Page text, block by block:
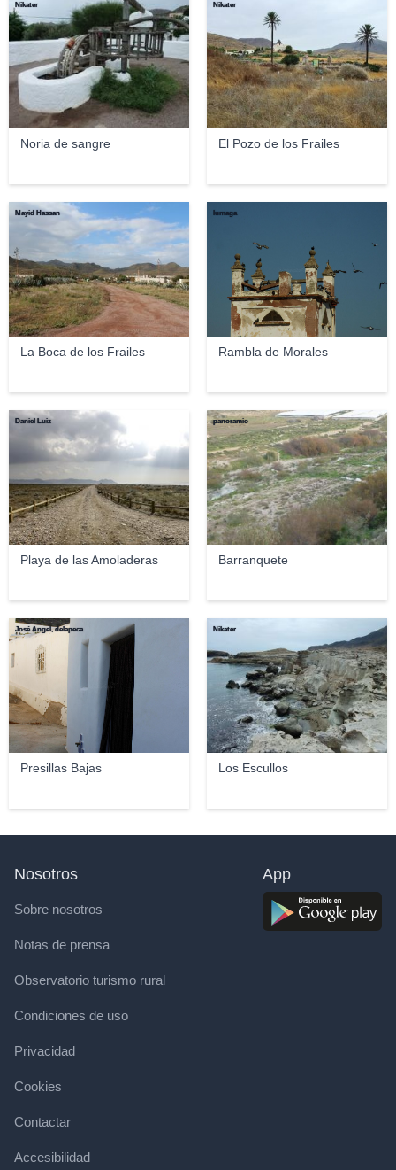
Noria de sangre
Nikater
El Pozo de los Frailes
Nikater
La Boca de los Frailes
Mayid Hassan
Rambla de Morales
lumaga
Playa de las Amoladeras
Daniel Luiz
Barranquete
panoramio
Presillas Bajas
José Angel, delapeca
Los Escullos
Nikater
Nosotros
Sobre nosotros
Notas de prensa
Observatorio turismo rural
Condiciones de uso
Privacidad
Cookies
Contactar
Accesibilidad
App